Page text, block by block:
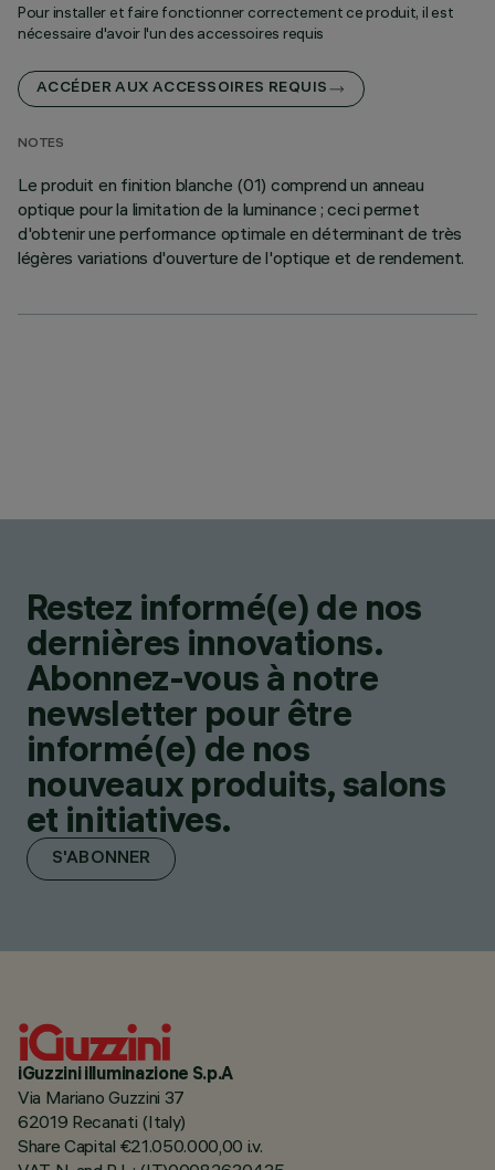
Pour installer et faire fonctionner correctement ce produit, il est
nécessaire d'avoir l'un des accessoires requis
ACCÉDER AUX ACCESSOIRES REQUIS
NOTES
Le produit en finition blanche (01) comprend un anneau
optique pour la limitation de la luminance ; ceci permet
d'obtenir une performance optimale en déterminant de très
légères variations d'ouverture de l'optique et de rendement.
Restez informé(e) de nos
dernières innovations.
Abonnez-vous à notre
newsletter pour être
informé(e) de nos
nouveaux produits, salons
et initiatives.
S'ABONNER
iGuzzini illuminazione S.p.A
Via Mariano Guzzini 37
62019 Recanati (Italy)
Share Capital €21.050.000,00 i.v.